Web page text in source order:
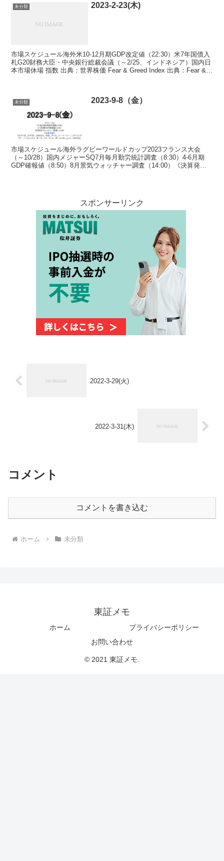
未分類 2023-2-23(木)
市場スケジュール海外米10-12月期GDP改定値（22:30）米7年国債入
札G20財務大臣・中央銀行総裁会議（～2/25、インドネシア）国内日
本市場休場 指数 出典：世界株価 Fear & Greed Index 出典：Fear &
未分類 2023-9-8（金）
市場スケジュール海外ラグビーワールドカップ2023フランス大会
（～10/28）国内メジャーSQ7月毎月勤労統計調査（8:30）4-6月期
GDP確報値（8:50）8月景気ウォッチャー調査（14:00）《決算発
スポンサーリンク
2022-3-29(火)
2022-3-31(木)
コメント
コメントを書き込む
ホーム 未分類
東証メモ
ホーム
プライバシーポリシー
お問い合わせ
© 2021 東証メモ.